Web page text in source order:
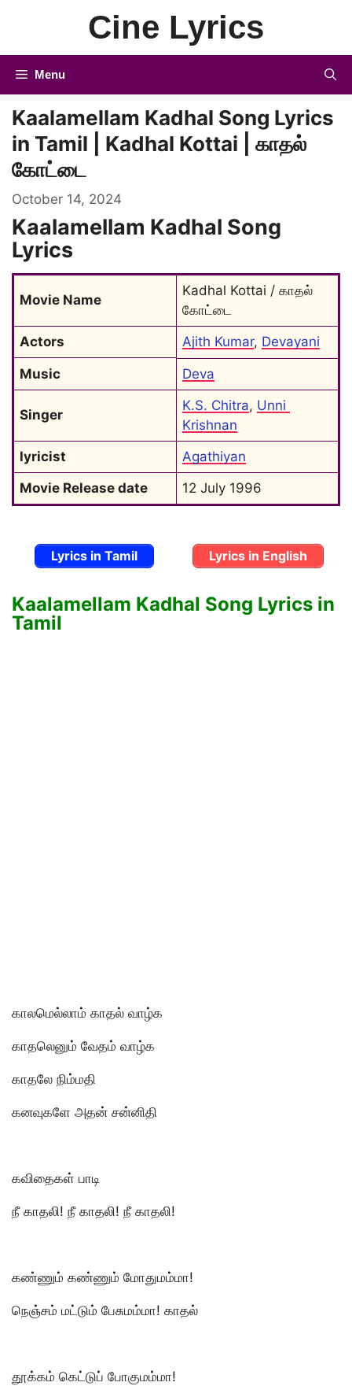
Cine Lyrics
Menu
Kaalamellam Kadhal Song Lyrics
in Tamil | Kadhal Kottai | காதல்
கோட்டை
October 14, 2024
Kaalamellam Kadhal Song
Lyrics
Movie Name
Kadhal Kottai / காதல்
கோட்டை
Actors
Ajith Kumar, Devayani
Music Deva
Singer
K.S. Chitra, Unni
Krishnan
lyricist
Agathiyan
Movie Release date
12 July 1996
Lyrics in Tamil Lyrics in English
Kaalamellam Kadhal Song Lyrics in
Tamil
காலமெல்லாம் காதல் வாழ்க
காதலெனும் வேதம் வாழ்க
காதலே நிம்மதி
கனவுகளே அதன் சன்னிதி
கவிதைகள் பாடி
நீ காதலி! நீ காதலி! நீ காதலி!
கண்ணும் கண்ணும் மோதுமம்மா!
நெஞ்சம் மட்டும் பேசுமம்மா! காதல்
தூக்கம் கெட்டுப் போகுமம்மா!